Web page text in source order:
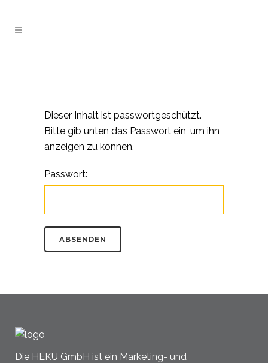
Dieser Inhalt ist passwortgeschützt.
Bitte gib unten das Passwort ein, um ihn
anzeigen zu können.
Passwort:
Die HEKU GmbH ist ein Marketing- und